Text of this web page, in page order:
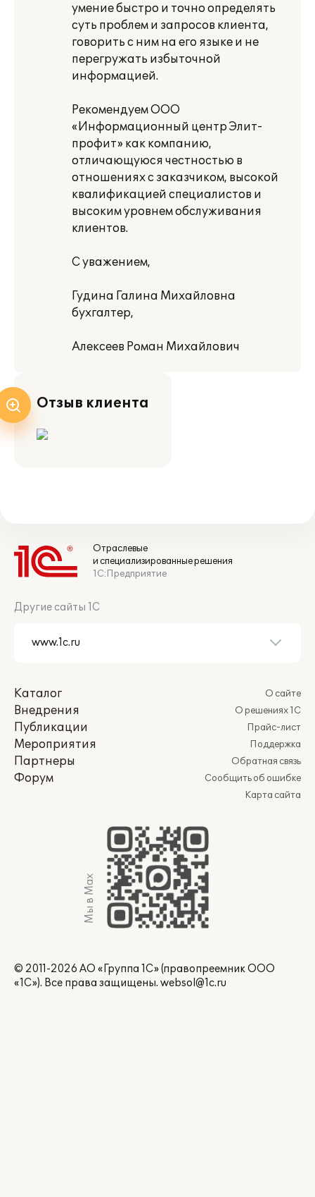
умение быстро и точно определять
суть проблем и запросов клиента,
говорить с ним на его языке и не
перегружать избыточной
информацией.
Рекомендуем ООО
«Информационный центр Элит-
профит» как компанию,
отличающуюся честностью в
отношениях с заказчиком, высокой
квалификацией специалистов и
высоким уровнем обслуживания
клиентов.
С уважением,
Гудина Галина Михайловна
бухгалтер,
Алексеев Роман Михайлович
Отзыв клиента
Отраслевые
и специализированные решения
1С:Предприятие
Другие сайты 1С
Каталог
Внедрения
Публикации
Мероприятия
Партнеры
Форум
О сайте
О решениях 1С
Прайс-лист
Поддержка
Обратная связь
Сообщить об ошибке
Карта сайта
Мы в Max
© 2011-2026 АО «Группа 1С» (правопреемник ООО
«1С»). Все права защищены. websol@1c.ru